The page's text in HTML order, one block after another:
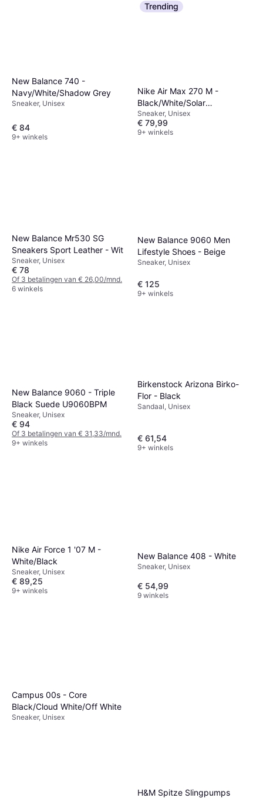
New Balance 740 -
Navy/White/Shadow Grey
Sneaker, Unisex
€ 84
9+ winkels
Trending
Nike Air Max 270 M -
Black/White/Solar
Red/Anthracite
Sneaker, Unisex
€ 79,99
9+ winkels
New Balance Mr530 SG
Sneakers Sport Leather - Wit
Sneaker, Unisex
€ 78
Of 3 betalingen van € 26,00/mnd.
6 winkels
New Balance 9060 Men
Lifestyle Shoes - Beige
Sneaker, Unisex
€ 125
9+ winkels
New Balance 9060 - Triple
Black Suede U9060BPM
Sneaker, Unisex
€ 94
Of 3 betalingen van € 31,33/mnd.
9+ winkels
Birkenstock Arizona Birko-
Flor - Black
Sandaal, Unisex
€ 61,54
9+ winkels
Nike Air Force 1 '07 M -
White/Black
Sneaker, Unisex
€ 89,25
9+ winkels
New Balance 408 - White
Sneaker, Unisex
€ 54,99
9 winkels
Campus 00s - Core
Black/Cloud White/Off White
Sneaker, Unisex
H&M Spitze Slingpumps